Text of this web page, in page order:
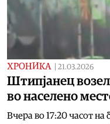
ХРОНИКА 21.03.2026
Штипјанец
во населено
Вчера во 17:20 часот